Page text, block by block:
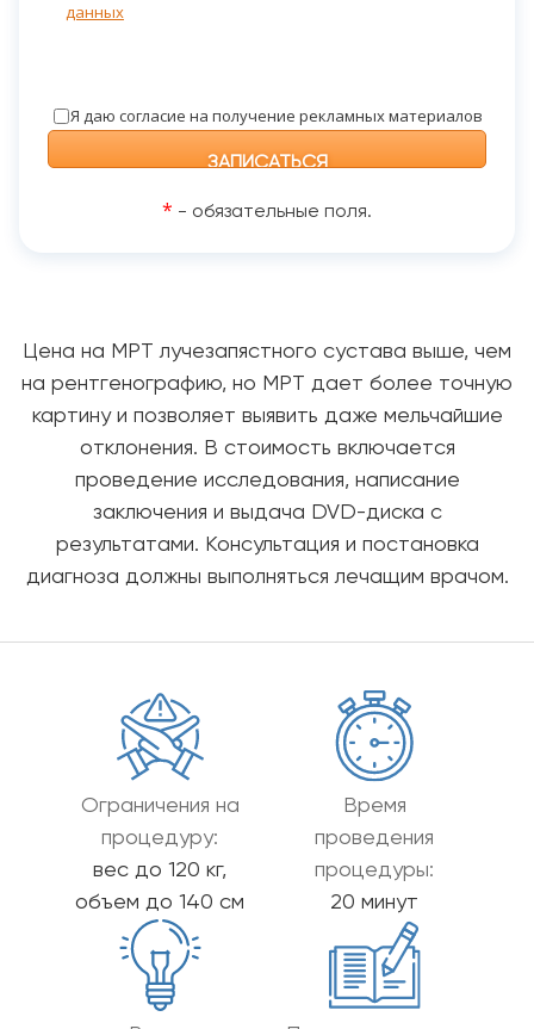
данных
Я даю согласие на получение рекламных материалов
* - обязательные поля.
Цена на МРТ лучезапястного сустава выше, чем
на рентгенографию, но МРТ дает более точную
картину и позволяет выявить даже мельчайшие
отклонения. В стоимость включается
проведение исследования, написание
заключения и выдача DVD-диска с
результатами. Консультация и постановка
диагноза должны выполняться лечащим врачом.
Ограничения на
процедуру:
вес до 120 кг,
объем до 140 см
Время
проведения
процедуры:
20 минут